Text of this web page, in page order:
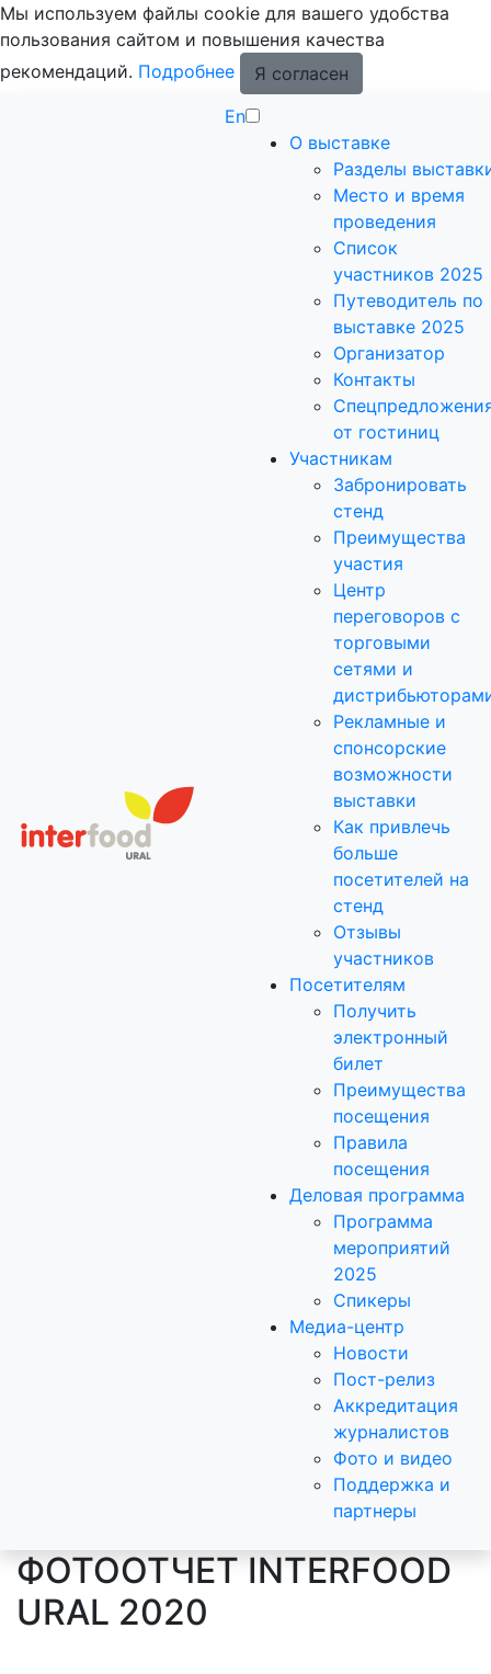
Мы используем файлы cookie для вашего удобства
пользования сайтом и повышения качества
рекомендаций. Подробнее
Я согласен
En
О выставке
Разделы
Место и время
проведения
Список
участников 2025
Путеводитель по
выставке 2025
Организатор
Контакты
от гостиниц
Участникам
Забронировать
стенд
Преимущества
участия
Центр
переговоров с
торговыми
сетями и
Рекламные и
спонсорские
возможности
выставки
Как привлечь
больше
посетителей на
стенд
Отзывы
участников
Посетителям
Получить
электронный
билет
Преимущества
посещения
Правила
посещения
Деловая программа
Программа
мероприятий
2025
Спикеры
Медиа-центр
Новости
Пост-релиз
Аккредитация
журналистов
Фото и видео
Поддержка и
партнеры
ФОТООТЧЕТ INTERFOOD
URAL 2020